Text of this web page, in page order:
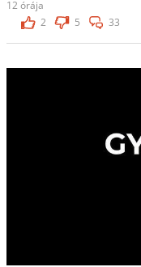
12 órája
2
5 33